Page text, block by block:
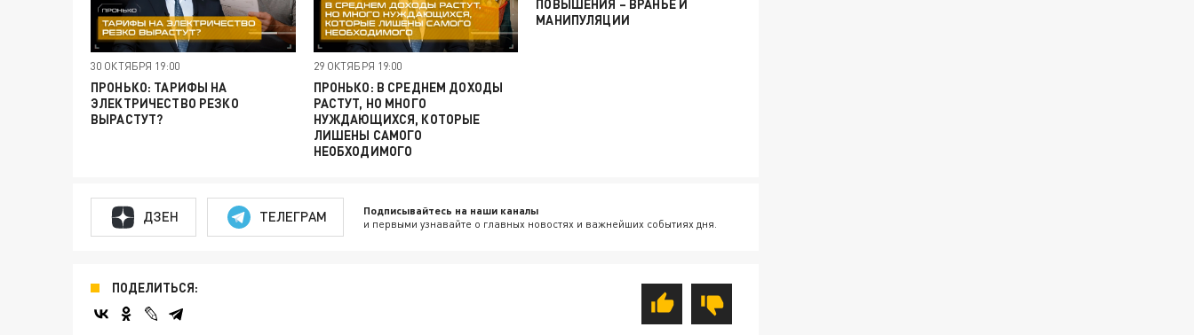
30 ОКТЯБРЯ 19:00
ПРОНЬКО: ТАРИФЫ НА
ЭЛЕКТРИЧЕСТВО РЕЗКО
ВЫРАСТУТ?
29 ОКТЯБРЯ 19:00
ПРОНЬКО: В СРЕДНЕМ ДОХОДЫ
РАСТУТ, НО МНОГО
НУЖДАЮЩИХСЯ, КОТОРЫЕ
ЛИШЕНЫ САМОГО
НЕОБХОДИМОГО
ПОВЫШЕНИЯ – ВРАНЬЁ И
МАНИПУЛЯЦИИ
ДЗЕН ТЕЛЕГРАМ Подписывайтесь на наши каналы
и первыми узнавайте о главных новостях и важнейших событиях дня.
ПОДЕЛИТЬСЯ: